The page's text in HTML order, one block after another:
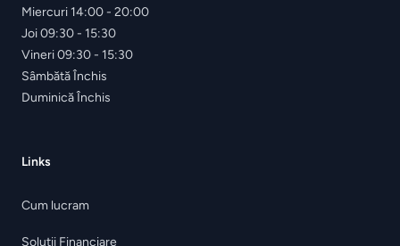
Miercuri 14:00 - 20:00
Joi09:30 - 15:30
Vineri09:30 - 15:30
SâmbătăÎnchis
DuminicăÎnchis
Links
Cum lucram
Soluții Financiare